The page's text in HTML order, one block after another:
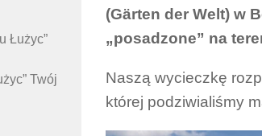
(Gärten der Welt) w
„posadzone” na
Naszą wycieczkę
której podziwialiśmy
Łużyc”
Twój